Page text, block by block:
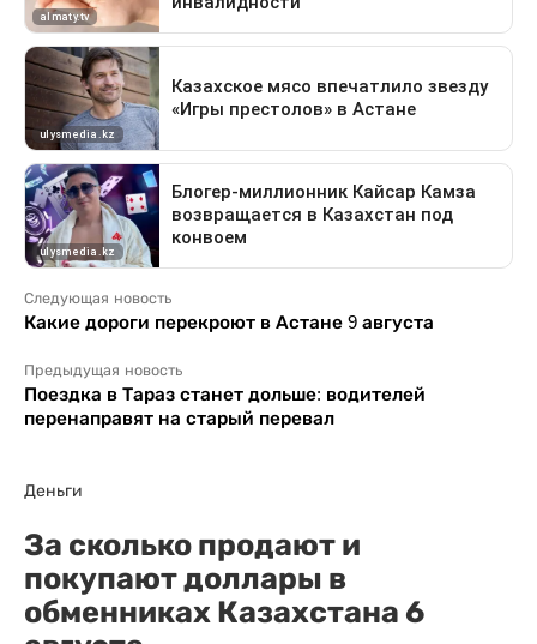
Следующая новость
Какие дороги перекроют в Астане 9 августа
Предыдущая новость
Поездка в Тараз станет дольше: водителей
перенаправят на старый перевал
Деньги
За сколько продают и
покупают доллары в
обменниках Казахстана 6